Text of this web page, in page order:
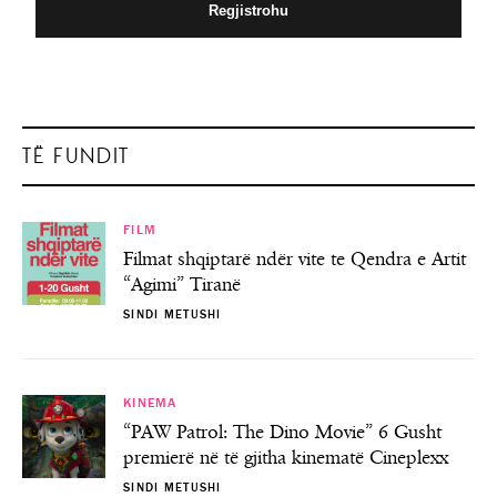
TË FUNDIT
FILM
Filmat shqiptarë ndër vite te Qendra e Artit
“Agimi” Tiranë
SINDI METUSHI
KINEMA
“PAW Patrol: The Dino Movie” 6 Gusht
premierë në të gjitha kinematë Cineplexx
SINDI METUSHI